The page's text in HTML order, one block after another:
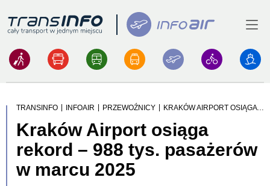
Logo Menu
TRANSINFO INFOAIR PRZEWOŹNICY KRAKÓW AIRPORT OSIĄGA REKORD – 988 TYS. PASAŻERÓW W MARCU 2025
Kraków Airport osiąga
rekord – 988 tys. pasażerów
w marcu 2025